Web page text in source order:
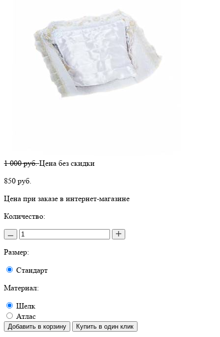
1 000 руб.Цена без скидки
850 руб.
Цена при заказе в интернет-магазине
Количество:
Размер:
Стандарт
Материал:
Шелк
Атлас
Добавить в корзину Купить в один клик